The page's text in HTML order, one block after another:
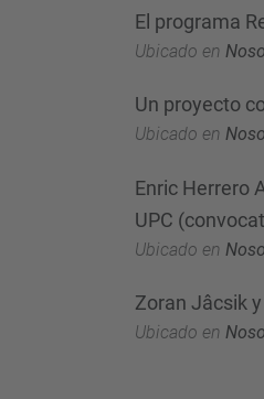
El programa
Ubicado en
Un proyecto
Ubicado en
Enric Herrero
UPC
Ubicado en
Zoran Jâcsik
Ubicado en